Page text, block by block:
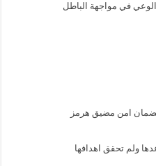
الوعي في مواجهة الباطل
لضمان امن مضيق هرمز
ولم تحقق اهدافها